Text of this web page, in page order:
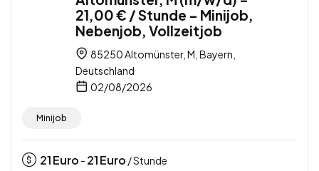
21,00 € / Stunde – Minijob,
Nebenjob, Vollzeitjob
85250 Altomünster, M, Bayern,
Deutschland
02/08/2026
Minijob
21Euro - 21Euro / Stunde